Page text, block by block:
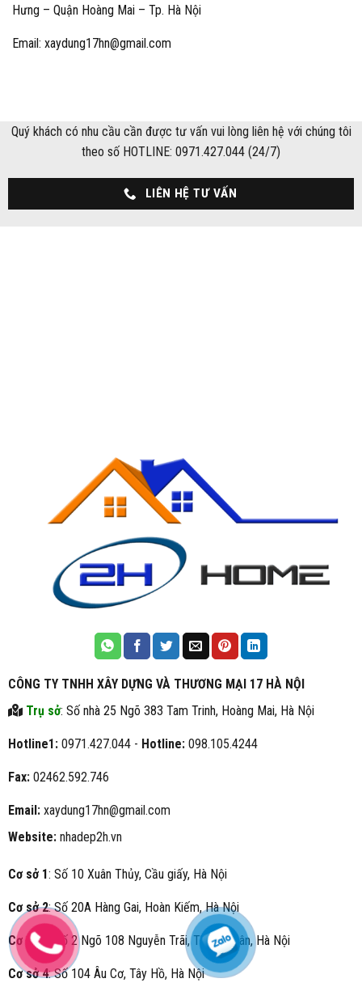
Hưng – Quận Hoàng Mai – Tp. Hà Nội
Email: xaydung17hn@gmail.com
Quý khách có nhu cầu cần được tư vấn vui lòng liên hệ với chúng tôi
theo số HOTLINE: 0971.427.044 (24/7)
LIÊN HỆ TƯ VẤN
CÔNG TY TNHH XÂY DỰNG VÀ THƯƠNG MẠI 17 HÀ NỘI
Trụ sở: Số nhà 25 Ngõ 383 Tam Trinh, Hoàng Mai, Hà Nội
Hotline1:0971.427.044 - Hotline:098.105.4244
Fax:02462.592.746
Email:xaydung17hn@gmail.com
Website:nhadep2h.vn
Cơ sở 1: Số 10 Xuân Thủy, Cầu giấy, Hà Nội
Cơ sở 2: Số 20A Hàng Gai, Hoàn Kiếm, Hà Nội
Cơ sở 3 : Số 2 Ngõ 108 Nguyễn Trãi, Thanh Xuân, Hà Nội
Cơ sở 4: Số 104 Âu Cơ, Tây Hồ, Hà Nội